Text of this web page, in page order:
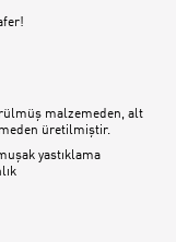
malzemeden, alt
üretilmiştir.
yastıklama